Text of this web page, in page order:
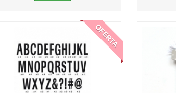
OFERTA